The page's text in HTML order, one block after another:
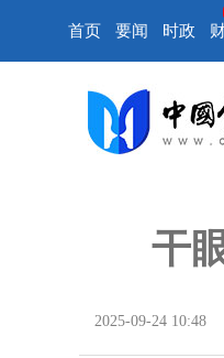
首页 要闻 时政
干
2025-09-24 10:48